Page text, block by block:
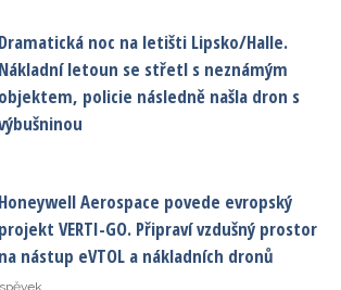
Dramatická noc na letišti Lipsko/Halle.
Nákladní letoun se střetl s neznámým
objektem, policie následně našla dron s
Honeywell Aerospace povede evropský
projekt VERTI-GO. Připraví vzdušný prostor
na nástup eVTOL a nákladních dronů